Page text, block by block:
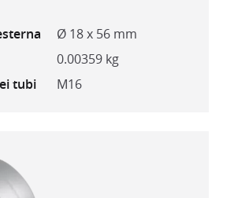
Ø 18 x 56 mm
0.00359 kg
tubi
M16